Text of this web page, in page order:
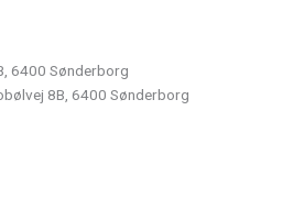
6400 Sønderborg
8B, 6400 Sønderborg